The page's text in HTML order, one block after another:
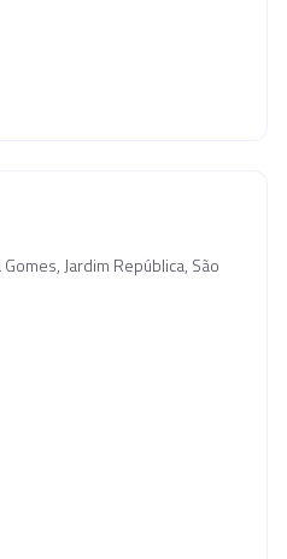
Jardim República, São